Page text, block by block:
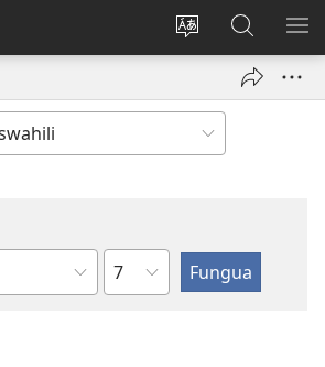
Badili
tovuti
Ingia
(opens
Tafuta
Katika
JW.ORG
Sura